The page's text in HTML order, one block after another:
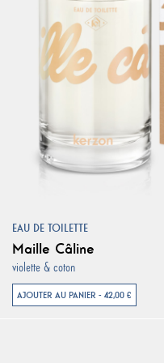
EAU DE TOILETTE
Maille Câline
violette & coton
AJOUTER AU PANIER - 42,00 €